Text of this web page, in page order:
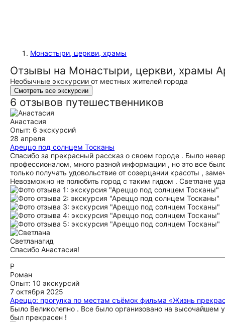
Монастыри, церкви, храмы
Отзывы на Монастыри, церкви, храмы
Необычные экскурсии от местных жителей города
Смотреть все экскурсии
6 отзывов путешественников
Анастасия
Опыт: 6 экскурсий
28 апреля
Ареццо под солнцем Тосканы
Спасибо за прекрасный рассказ о своем городе . Было
профессионалом, много разной информации , но это все
только получать удовольствие от созерцании красоты ,
Невозможно не полюбить город с таким гидом . Светлане
Светланагид
Спасибо Анастасия!
Р
Роман
Опыт: 10 экскурсий
7 октября 2025
Ареццо: прогулка по местам съёмок фильма «Жизнь
Было Великолепно . Все было организовано на высочайшем
был прекрасен !